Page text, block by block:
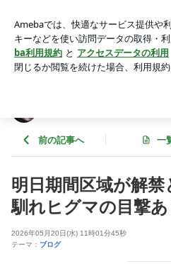
| 朱鞠内湖釣り情報
アプリをダウンロードして ブログの
ょう。
前の記事へ 一
明日期間区域が解
馴れヒグマの目撃あ
2026年05月20日(水) 11時01分45秒
テーマ： ブログ